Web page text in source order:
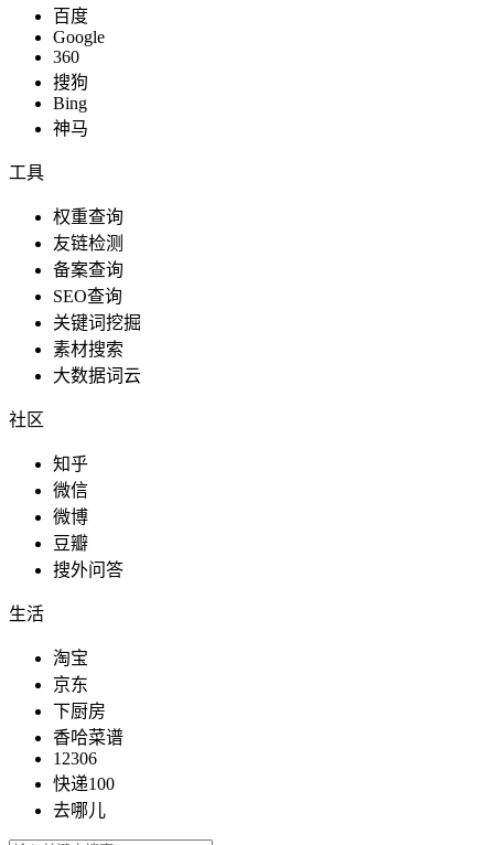
百度
Google
360
搜狗
Bing
神马
工具
权重查询
友链检测
备案查询
SEO查询
关键词挖掘
素材搜索
大数据词云
社区
知乎
微信
微博
豆瓣
搜外问答
生活
淘宝
京东
下厨房
香哈菜谱
12306
快递100
去哪儿